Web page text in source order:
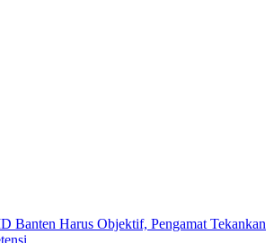
Banten Harus Objektif, Pengamat Tekankan